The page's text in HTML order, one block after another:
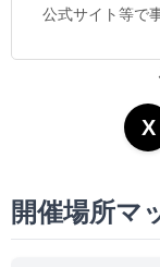
公式サイト等で
X
開催場所マ